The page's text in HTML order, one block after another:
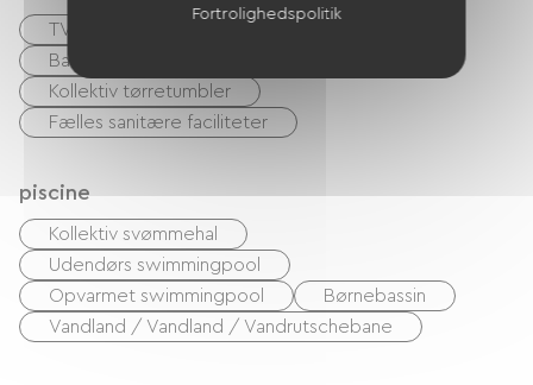
TV
Baby udstyr
Kollektiv tørretumbler
Fælles sanitære faciliteter
piscine
Kollektiv svømmehal
Udendørs swimmingpool
Opvarmet swimmingpool
Børnebassin
Vandland / Vandland / Vandrutschebane
Fortrolighedspolitik